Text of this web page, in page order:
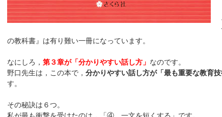
の教科書』は有り難い一冊になっています。
なにしろ， 第３章が「分かりやすい話し方」 なのです。
野口先生は，この本で， 分かりやすい話し方が「最も重要な教育技
す。
その秘訣は６つ。